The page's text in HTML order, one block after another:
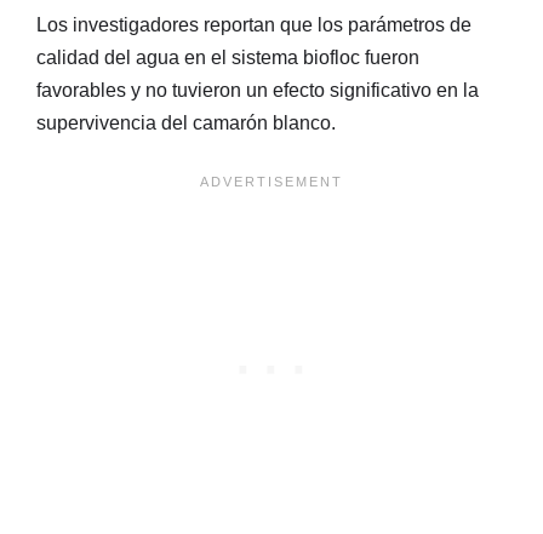
Los investigadores reportan que los parámetros de
calidad del agua en el sistema biofloc fueron
favorables y no tuvieron un efecto significativo en la
supervivencia del camarón blanco.